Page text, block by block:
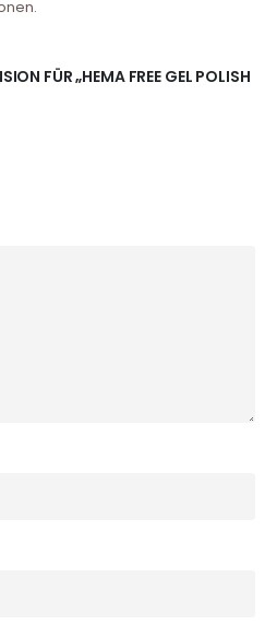
FÜR „HEMA FREE GEL POLISH